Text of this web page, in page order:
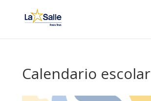
Calendario escolar